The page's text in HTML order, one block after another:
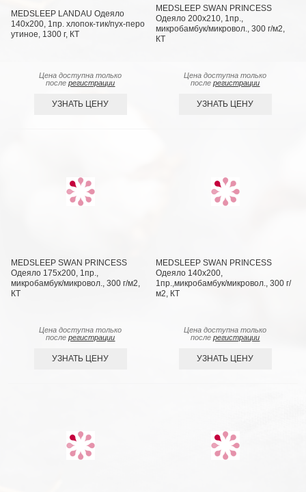
MEDSLEEP LANDAU Одеяло
140х200, 1пр. хлопок-тик/пух-перо
утиное, 1300 г, КТ
Цена доступна только
послерегистрации
УЗНАТЬ ЦЕНУ
MEDSLEEP SWAN PRINCESS
Одеяло 200х210, 1пр.,
микробамбук/микровол., 300 г/м2,
КТ
Цена доступна только
послерегистрации
УЗНАТЬ ЦЕНУ
MEDSLEEP SWAN PRINCESS
Одеяло 175х200, 1пр.,
микробамбук/микровол., 300 г/м2,
КТ
Цена доступна только
послерегистрации
УЗНАТЬ ЦЕНУ
MEDSLEEP SWAN PRINCESS
Одеяло 140х200,
1пр.,микробамбук/микровол., 300 г/
м2, КТ
Цена доступна только
послерегистрации
УЗНАТЬ ЦЕНУ